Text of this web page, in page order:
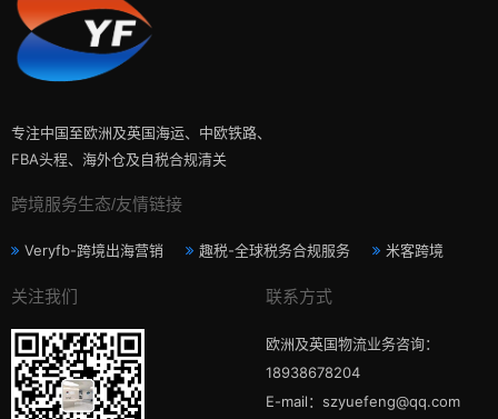
专注中国至欧洲及英国海运、中欧铁路、
FBA头程、海外仓及自税合规清关
跨境服务生态/友情链接
Veryfb-跨境出海营销 趣税-全球税务合规服务 米客跨境
关注我们 联系方式
欧洲及英国物流业务咨询：
18938678204
E-mail：szyuefeng@qq.com